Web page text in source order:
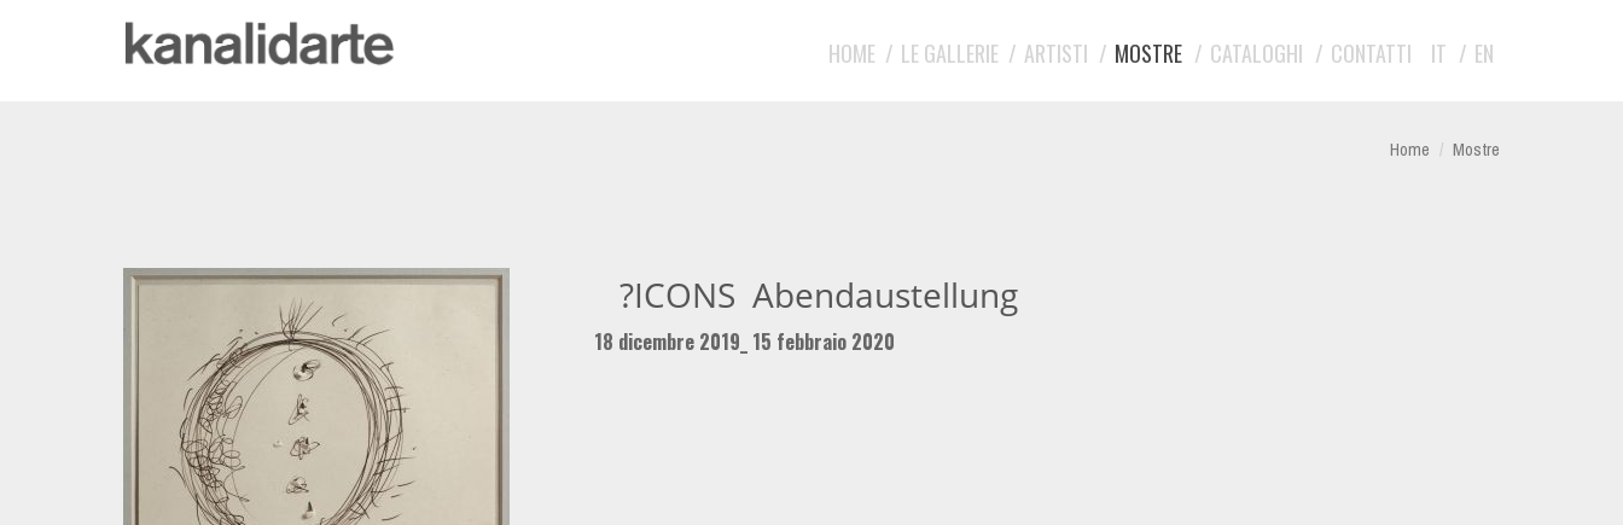
IT EN
HOME LE GALLERIE ARTISTI MOSTRE CATALOGHI CONTATTI
Home Mostre
?ICONS Abendaustellung
18 dicembre 2019_ 15 febbraio 2020